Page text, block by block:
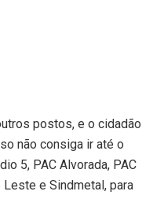
postos, e o cidadão
não consiga ir até o
5, PAC Alvorada, PAC
Leste e Sindmetal, para